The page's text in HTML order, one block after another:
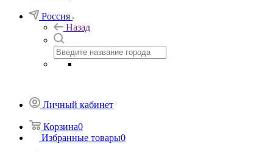
Россия
Назад
Личный кабинет
Корзина0
Избранные товары0